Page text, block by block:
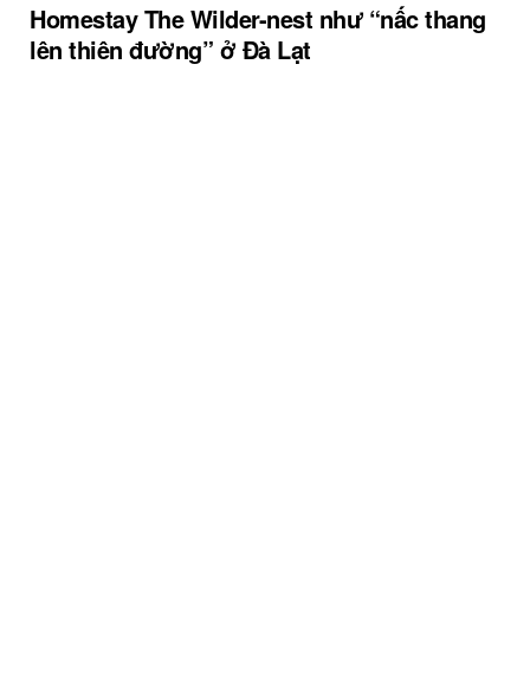
Homestay The Wilder-nest như “nấc thang
lên thiên đường” ở Đà Lạt